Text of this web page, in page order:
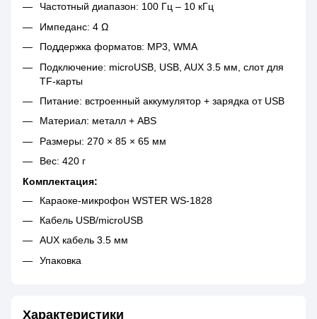
Частотный диапазон: 100 Гц – 10 кГц
Импеданс: 4 Ω
Поддержка форматов: MP3, WMA
Подключение: microUSB, USB, AUX 3.5 мм, слот для
TF-карты
Питание: встроенный аккумулятор + зарядка от USB
Материал: металл + ABS
Размеры: 270 × 85 × 65 мм
Вес: 420 г
Комплектация:
Караоке-микрофон WSTER WS-1828
Кабель USB/microUSB
AUX кабель 3.5 мм
Упаковка
Характеристики